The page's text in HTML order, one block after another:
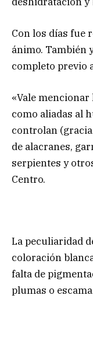
Con los días fue
ánimo. También
completo previo
«Vale
como aliadas al
controlan
de alacranes,
serpientes y
Centro.
La peculiaridad
coloración
falta de
plumas o